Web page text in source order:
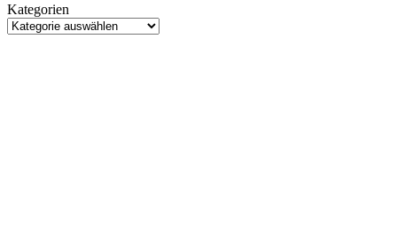
zeigt
Santa
Kategorien
Kategorien